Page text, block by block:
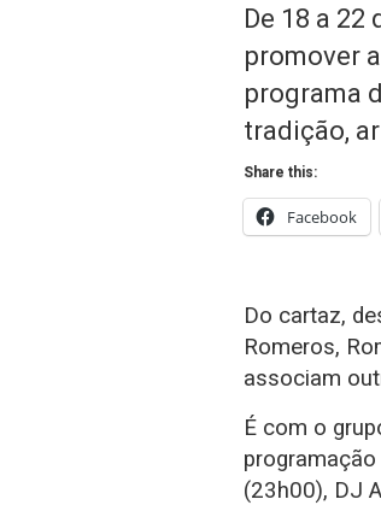
De 18 a
promover
programa
tradição,
Share this:
Facebook
Do cartaz,
Romeros,
associam
É com o
(23h00), DJ